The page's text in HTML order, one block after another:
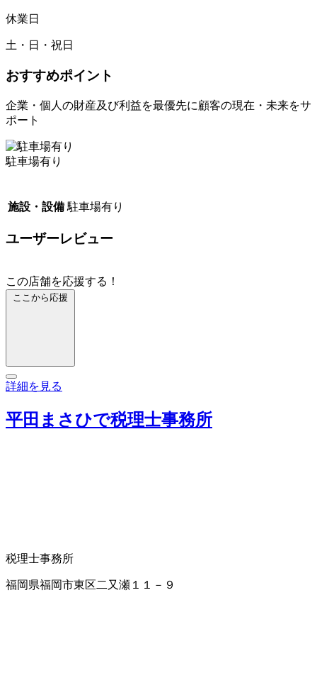
休業日
土・日・祝日
おすすめポイント
企業・個人の財産及び利益を最優先に顧客の現在・未来をサ
ポート
駐車場有り
施設・設備 駐車場有り
ユーザーレビュー
この店舗を応援する！
ここから応援
詳細を見る
平田まさひで税理士事務所
税理士事務所
福岡県福岡市東区二又瀬１１－９